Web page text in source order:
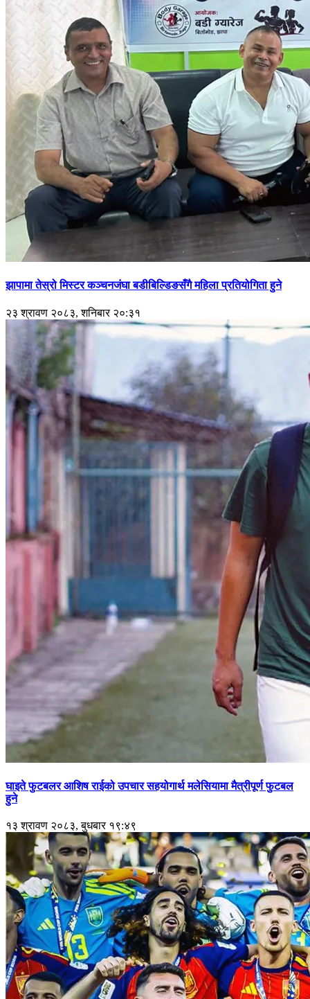
झापामा तेस्रो मिस्टर कञ्चनजंघा बडीबिल्डिङसँगै महिला प्रतियोगिता हुने
२३ श्रावण २०८३, शनिबार २०:३१
घाइते फुटबलर आशिष राईको उपचार सहयोगार्थ मलेसियामा मैत्रीपूर्ण फुटबल
हुने
१३ श्रावण २०८३, बुधबार १९:४९